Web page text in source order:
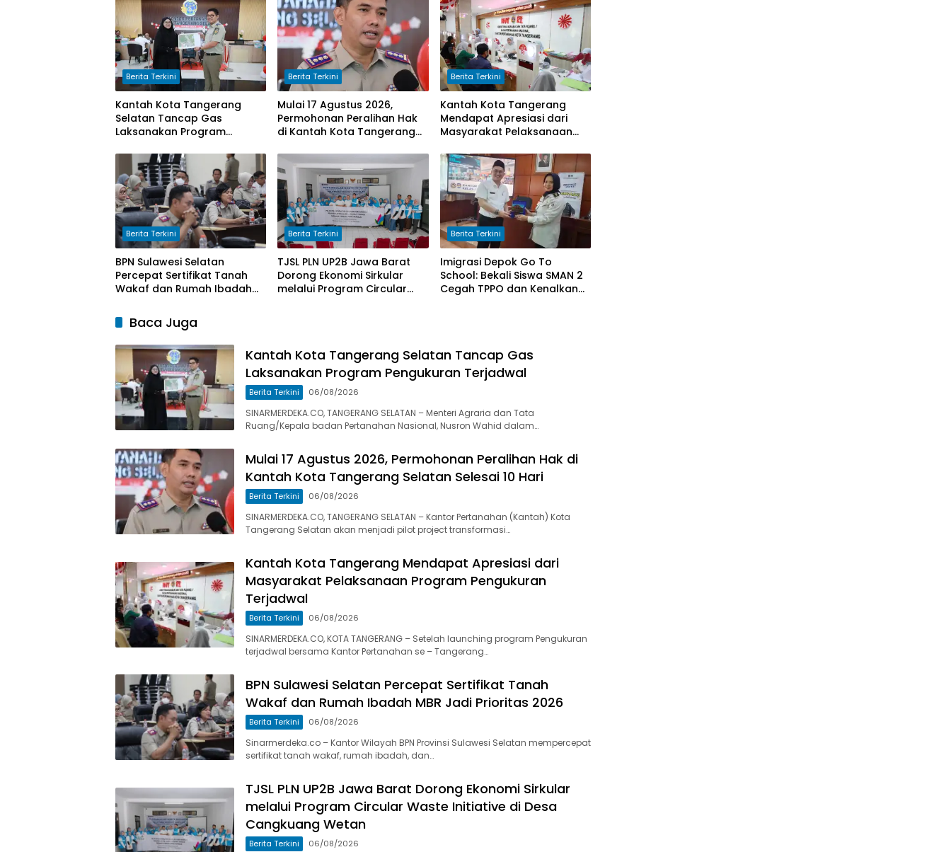
Berita Terkini
Kantah Kota Tangerang
Selatan Tancap Gas
Laksanakan Program
Berita Terkini
Mulai 17 Agustus 2026,
Permohonan Peralihan Hak
di Kantah Kota Tangerang
Berita Terkini
Kantah Kota Tangerang
Mendapat Apresiasi dari
Masyarakat Pelaksanaan
Terjadwal
Berita Terkini
BPN Sulawesi Selatan
Percepat Sertifikat Tanah
Wakaf dan Rumah Ibadah
Berita Terkini
TJSL PLN UP2B Jawa Barat
Dorong Ekonomi Sirkular
melalui Program Circular
Berita Terkini
Imigrasi Depok Go To
School: Bekali Siswa SMAN 2
Cegah TPPO dan Kenalkan
Baca Juga
Kantah Kota Tangerang Selatan Tancap Gas
Laksanakan Program Pengukuran Terjadwal
Berita Terkini 06/08/2026
SINARMERDEKA.CO, TANGERANG SELATAN – Menteri Agraria dan Tata
Ruang/Kepala badan Pertanahan Nasional, Nusron Wahid dalam…
Mulai 17 Agustus 2026, Permohonan Peralihan Hak di
Kantah Kota Tangerang Selatan Selesai 10 Hari
Berita Terkini 06/08/2026
SINARMERDEKA.CO, TANGERANG SELATAN – Kantor Pertanahan (Kantah) Kota
Tangerang Selatan akan menjadi pilot project transformasi…
Kantah Kota Tangerang Mendapat Apresiasi dari
Masyarakat Pelaksanaan Program Pengukuran
Terjadwal
Berita Terkini 06/08/2026
SINARMERDEKA.CO, KOTA TANGERANG – Setelah launching program Pengukuran
terjadwal bersama Kantor Pertanahan se – Tangerang…
BPN Sulawesi Selatan Percepat Sertifikat Tanah
Wakaf dan Rumah Ibadah MBR Jadi Prioritas 2026
Berita Terkini 06/08/2026
Sinarmerdeka.co – Kantor Wilayah BPN Provinsi Sulawesi Selatan mempercepat
sertifikat tanah wakaf, rumah ibadah, dan…
TJSL PLN UP2B Jawa Barat Dorong Ekonomi Sirkular
melalui Program Circular Waste Initiative di Desa
Cangkuang Wetan
Berita Terkini 06/08/2026